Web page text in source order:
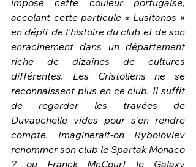
imposé cette couleur portugaise,
accolant cette particule « Lusitanos »
en dépit de l’histoire du club et de son
enracinement dans un département
riche de dizaines de cultures
différentes. Les Cristoliens ne se
reconnaissent plus en ce club. Il suffit
de regarder les travées de
Duvauchelle vides pour s’en rendre
compte. Imaginerait-on Rybolovlev
renommer son club le Spartak Monaco
? ou Franck McCourt le Galaxy